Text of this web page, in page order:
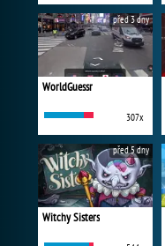
WorldGuessr
307x
před 3 dny
Witchy Sisters
před 5 dny